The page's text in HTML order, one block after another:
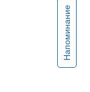
Напоминание